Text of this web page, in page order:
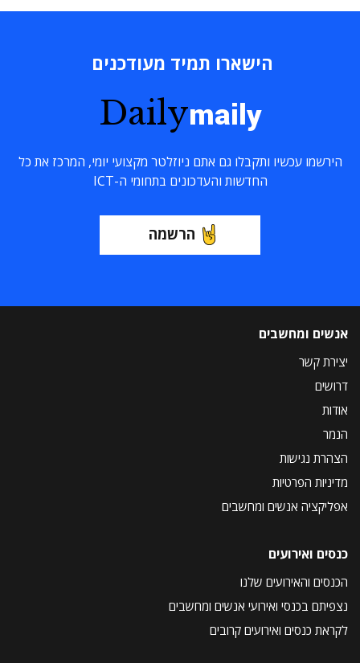
הישארו תמיד מעודכנים
Dailymaily
הירשמו עכשיו ותקבלו גם אתם ניוזלטר מקצועי יומי, המרכז את כל
החדשות והעדכונים בתחומי ה-ICT
הרשמה
אנשים ומחשבים
יצירת קשר
דרושים
אודות
הנמר
הצהרת נגישות
מדיניות הפרטיות
אפליקציה אנשים ומחשבים
כנסים ואירועים
הכנסים והאירועים שלנו
נצפיתם בכנסי ואירועי אנשים ומחשבים
לקראת כנסים ואירועים קרובים